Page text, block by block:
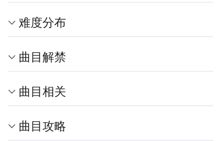
难度分布
曲目解禁
曲目相关
曲目攻略